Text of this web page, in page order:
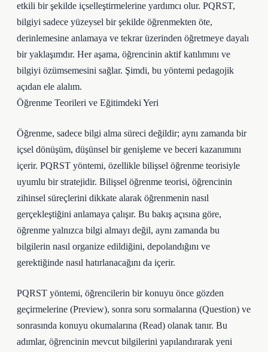
etkili bir şekilde içselleştirmelerine yardımcı olur. PQRST,
bilgiyi sadece yüzeysel bir şekilde öğrenmekten öte,
derinlemesine anlamaya ve tekrar üzerinden öğretmeye dayalı
bir yaklaşımdır. Her aşama, öğrencinin aktif katılımını ve
bilgiyi özümsemesini sağlar. Şimdi, bu yöntemi pedagojik
açıdan ele alalım.
Öğrenme Teorileri ve Eğitimdeki Yeri
Öğrenme, sadece bilgi alma süreci değildir; aynı zamanda bir
içsel dönüşüm, düşünsel bir genişleme ve beceri kazanımını
içerir. PQRST yöntemi, özellikle bilişsel öğrenme teorisiyle
uyumlu bir stratejidir. Bilişsel öğrenme teorisi, öğrencinin
zihinsel süreçlerini dikkate alarak öğrenmenin nasıl
gerçekleştiğini anlamaya çalışır. Bu bakış açısına göre,
öğrenme yalnızca bilgi almayı değil, aynı zamanda bu
bilgilerin nasıl organize edildiğini, depolandığını ve
gerektiğinde nasıl hatırlanacağını da içerir.
PQRST yöntemi, öğrencilerin bir konuyu önce gözden
geçirmelerine (Preview), sonra soru sormalarına (Question) ve
sonrasında konuyu okumalarına (Read) olanak tanır. Bu
adımlar, öğrencinin mevcut bilgilerini yapılandırarak yeni